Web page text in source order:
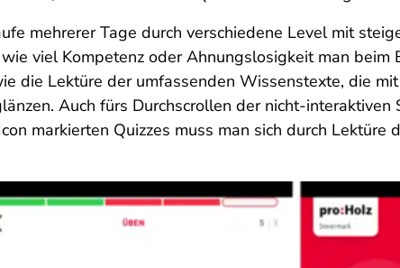
mehrerer Tage durch verschiedene Level mit
viel Kompetenz oder Ahnungslosigkeit man
die Lektüre der umfassenden Wissenstexte, die
Auch fürs Durchscrollen der nicht-
markierten Quizzes muss man sich durch